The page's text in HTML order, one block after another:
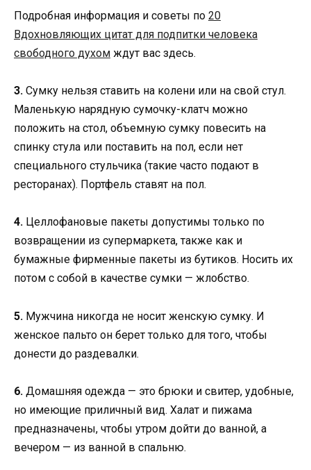
Подробная информация и советы по 20
Вдохновляющих цитат для подпитки человека
свободного духом ждут вас здесь.
3. Сумку нельзя ставить на колени или на свой стул.
Маленькую нарядную сумочку-клатч можно
положить на стол, объемную сумку повесить на
спинку стула или поставить на пол, если нет
специального стульчика (такие часто подают в
ресторанах). Портфель ставят на пол.
4. Целлофановые пакеты допустимы только по
возвращении из супермаркета, также как и
бумажные фирменные пакеты из бутиков. Носить их
потом с собой в качестве сумки — жлобство.
5. Мужчина никогда не носит женскую сумку. И
женское пальто он берет только для того, чтобы
донести до раздевалки.
6. Домашняя одежда — это брюки и свитер, удобные,
но имеющие приличный вид. Халат и пижама
предназначены, чтобы утром дойти до ванной, а
вечером — из ванной в спальню.